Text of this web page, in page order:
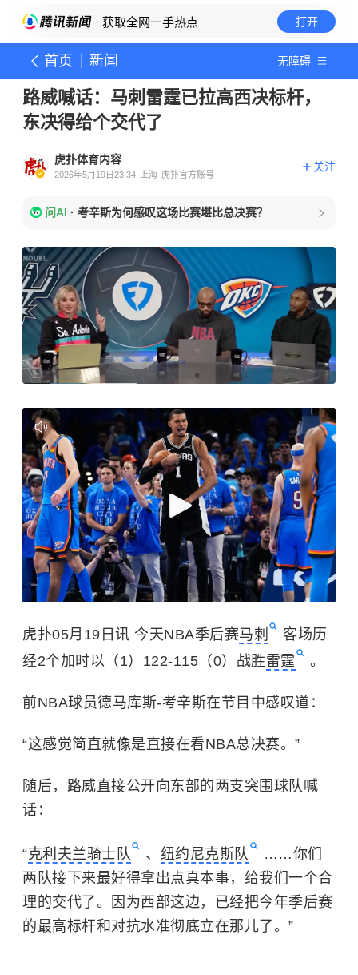
· 获取全网一手热点 打开
首页 新闻 无障碍
路威喊话：马刺雷霆已拉高西决标杆，
东决得给个交代了
虎扑体育内容
2026年5月19日23:34 上海 虎扑官方账号
关注
问AI · 考辛斯为何感叹这场比赛堪比总决赛？
虎扑05月19日讯 今天NBA季后赛马刺
客场历
经2个加时以（1）122-115（0）战胜雷霆 。
前NBA球员德马库斯-考辛斯在节目中感叹道：
“这感觉简直就像是直接在看NBA总决赛。”
随后，路威直接公开向东部的两支突围球队喊
话：
“克利夫兰骑士队 、 纽约尼克斯队
……你们
两队接下来最好得拿出点真本事，给我们一个合
理的交代了。因为西部这边，已经把今年季后赛
的最高标杆和对抗水准彻底立在那儿了。”